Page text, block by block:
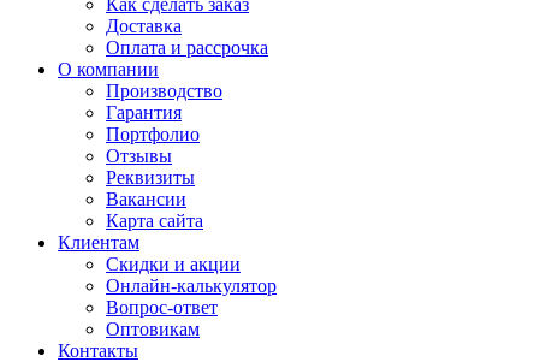
Доставка
Оплата и рассрочка
О компании
Производство
Гарантия
Портфолио
Отзывы
Реквизиты
Вакансии
Карта сайта
Клиентам
Скидки и акции
Онлайн-калькулятор
Вопрос-ответ
Оптовикам
Контакты